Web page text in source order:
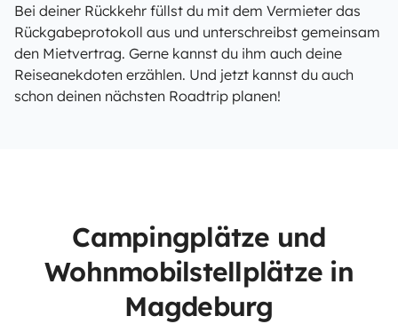
Bei deiner Rückkehr füllst du mit dem Vermieter das
Rückgabeprotokoll aus und unterschreibst gemeinsam
den Mietvertrag. Gerne kannst du ihm auch deine
Reiseanekdoten erzählen. Und jetzt kannst du auch
schon deinen nächsten Roadtrip planen!
Campingplätze und
Wohnmobilstellplätze in
Magdeburg